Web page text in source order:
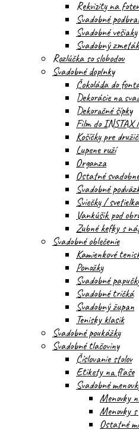
Rekvizity na
Svadobné
Svadobné vešiaky
Svadobný
Rozlúčka so slobodou
Svadobné doplnky
Čokoláda do
Dekorácie na
Dekoračné šípky
Film do INSTAX
Košíčky pre
Lupene ruží
Organza
Ostatné
Svadobné
Sviečky / svetielka
Vankúšik pod
Zubné kefky s
Svadobné oblečenie
Kamienkové
Ponožky
Svadobné
Svadobné tričká
Svadobný župan
Tenisky klasik
Svadobné poukážky
Svadobné tlačoviny
Číslovanie stolov
Etikety na fľaše
Svadobné
Menovky
Menovky
Ostatné